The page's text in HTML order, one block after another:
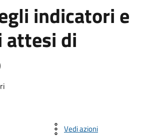
indicatori e
di
Vedi azioni